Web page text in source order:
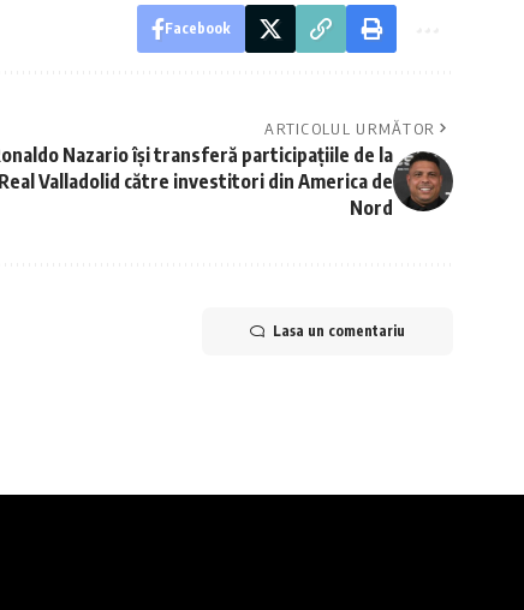
Facebook
ARTICOLUL URMĂTOR
Nazario își transferă participațiile de la
Real Valladolid către investitori din America de
Nord
Lasa un comentariu